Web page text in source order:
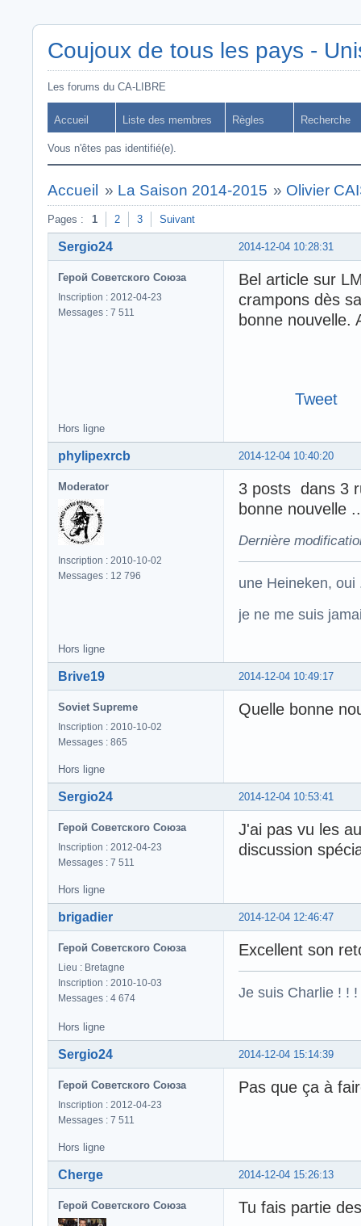
Coujoux de tous les pays -
Les forums du CA-LIBRE
Accueil Liste des membres Règles Recherche
Vous n'êtes pas identifié(e).
Accueil » La Saison 2014-2015 » Olivier
Pages : 1 2 3 Suivant
2014-12-04 10:28:31
Sergio24
Герой Советского Союза
Inscription : 2012-04-23
Messages : 7 511
Bel article sur
crampons dès
bonne nouvelle.
Tweet
Hors ligne
2014-12-04 10:40:20
phylipexrcb
Moderator
Inscription : 2010-10-02
Messages : 12 796
3 posts dans 3
bonne nouvelle
Dernière
une Heineken,
je ne me suis
Hors ligne
2014-12-04 10:49:17
Brive19
Soviet Supreme
Inscription : 2010-10-02
Messages : 865
Quelle bonne
Hors ligne
2014-12-04 10:53:41
Sergio24
Герой Советского Союза
Inscription : 2012-04-23
Messages : 7 511
J'ai pas vu les
discussion
Hors ligne
2014-12-04 12:46:47
brigadier
Герой Советского Союза
Lieu : Bretagne
Inscription : 2010-10-03
Messages : 4 674
Excellent son
Je suis Charlie ! ! !
Hors ligne
2014-12-04 15:14:39
Sergio24
Герой Советского Союза
Inscription : 2012-04-23
Messages : 7 511
Pas que ça à
Hors ligne
2014-12-04 15:26:13
Cherge
Герой Советского Союза Tu fais partie